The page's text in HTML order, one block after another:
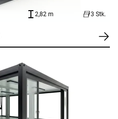
2,82 m 3 Stk.